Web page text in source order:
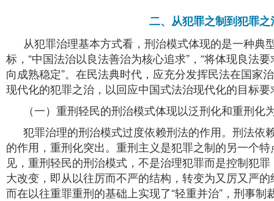
二、从犯罪之制到犯罪
从犯罪治理基本方式看，刑治模式体现的是一种
标，“中国法治以良法善治为核心追求”，“将体现良法
向成熟稳定”。在民法典时代，应充分发挥民法在国家
现代化的犯罪之治，以回应中国式法治现代化的目标要
（一）重刑轻民的刑治模式体现以泛刑化和重刑化
犯罪治理的刑治模式过度依赖刑法的作用。刑法
的作用，重刑化突出。重刑主义是犯罪之制的另一个
见，重刑轻民的刑治模式，不是治理犯罪而是控制犯
大改变，即从以往厉而不严的结构，转变为又厉又严
而在以往重罪重刑的基础上实现了“轻重并治”，刑事